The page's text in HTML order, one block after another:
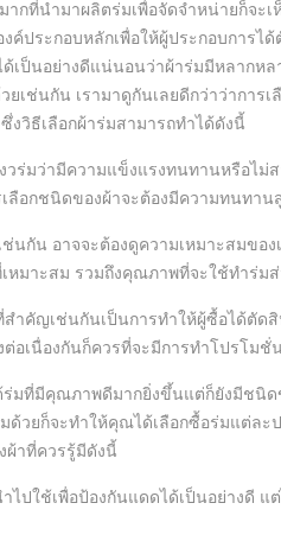
กที่นำมาผลิตร่มเพื่อจัดจำหน่ายก็จะ
ค์ประกอบหลักเพื่อให้ผู้ประกอบการไ
เป็นอย่างดีแน่นอนว่าผ้าร่มมีหลากห
ยเช่นกัน เรามาดูกันเลยดีกว่าว่าการ
งวิธีเลือกผ้าร่มสามารถทำได้ดังนี้
วร่มว่ามีความแข็งแรงทนทานหรือไม่
ลือกชนิดของผ้าจะต้องมีความทนทาน
นกัน อาจจะต้องดูความเหมาะสมขอ
หมาะสม รวมถึงคุณภาพที่จะใช้ทำร่ม
สำคัญเช่นกันเป็นการทำให้ผู้ซื้อได้ตัด
อเนื่องกันก็ควรที่จะมีการทำโปรโม
มที่มีคุณภาพดีมากยิ่งขึ้นแต่ก็ยังมีชนิด
วยก็จะทำให้คุณได้เลือกซื้อร่มแต่ละ
ผ้าที่ควรรู้มีดังนี้
ไปใช้เพื่อป้องกันแดดได้เป็นอย่างดี แ